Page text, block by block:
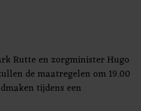
Rutte en zorgminister Hugo
de maatregelen om 19.00
tijdens een